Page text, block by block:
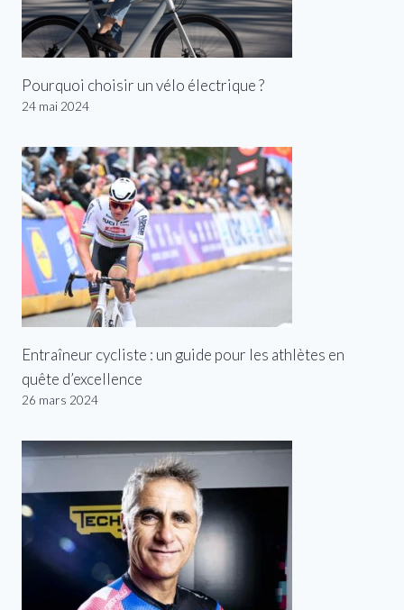
Pourquoi choisir un vélo électrique ?
24 mai 2024
Entraîneur cycliste : un guide pour les athlètes en
quête d’excellence
26 mars 2024